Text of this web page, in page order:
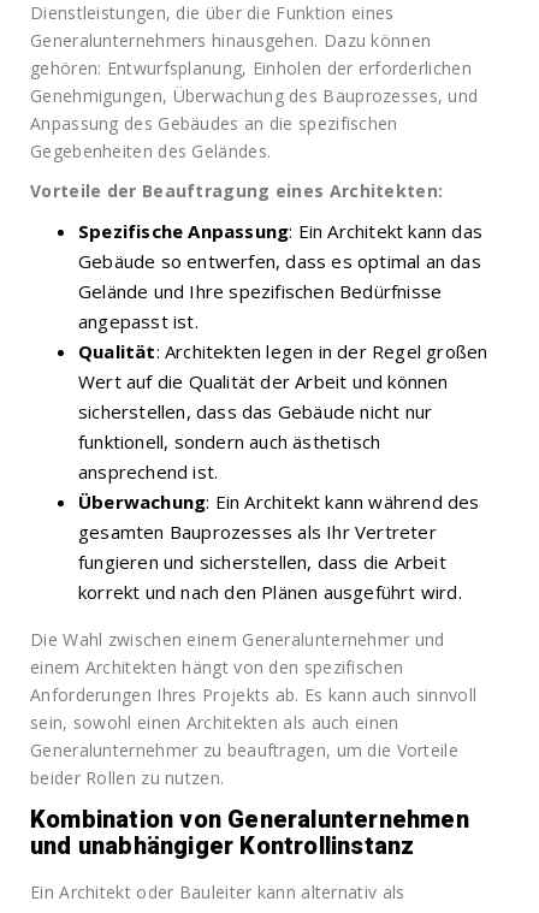
Dienstleistungen, die über die Funktion eines
Generalunternehmers hinausgehen. Dazu können
gehören: Entwurfsplanung, Einholen der erforderlichen
Genehmigungen, Überwachung des Bauprozesses, und
Anpassung des Gebäudes an die spezifischen
Gegebenheiten des Geländes.
Vorteile der Beauftragung eines Architekten:
Spezifische Anpassung: Ein Architekt kann das
Gebäude so entwerfen, dass es optimal an das
Gelände und Ihre spezifischen Bedürfnisse
angepasst ist.
Qualität: Architekten legen in der Regel großen
Wert auf die Qualität der Arbeit und können
sicherstellen, dass das Gebäude nicht nur
funktionell, sondern auch ästhetisch
ansprechend ist.
Überwachung: Ein Architekt kann während des
gesamten Bauprozesses als Ihr Vertreter
fungieren und sicherstellen, dass die Arbeit
korrekt und nach den Plänen ausgeführt wird.
Die Wahl zwischen einem Generalunternehmer und
einem Architekten hängt von den spezifischen
Anforderungen Ihres Projekts ab. Es kann auch sinnvoll
sein, sowohl einen Architekten als auch einen
Generalunternehmer zu beauftragen, um die Vorteile
beider Rollen zu nutzen.
Kombination von Generalunternehmen
und unabhängiger Kontrollinstanz
Ein Architekt oder Bauleiter kann alternativ als